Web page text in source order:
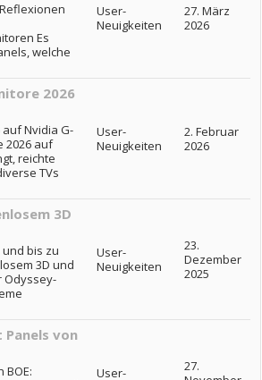
Es
welche
User-
Neuigkeiten
27. März
2026
2026
Nvidia G-
2026 auf
reichte
TVs
User-
Neuigkeiten
2. Februar
2026
3D
bis zu
3D und
Odyssey-
User-
Neuigkeiten
23.
Dezember
2025
von
User-
27.